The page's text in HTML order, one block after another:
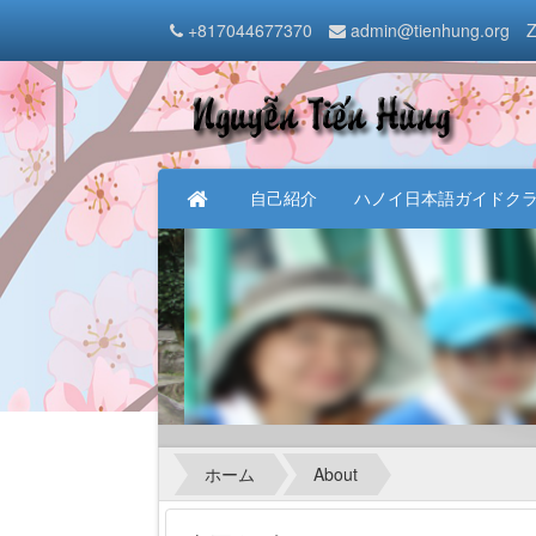
自己紹介 ハノイ日本語ガイドク
+817044677370 admin@tienhung.org
ホーム About